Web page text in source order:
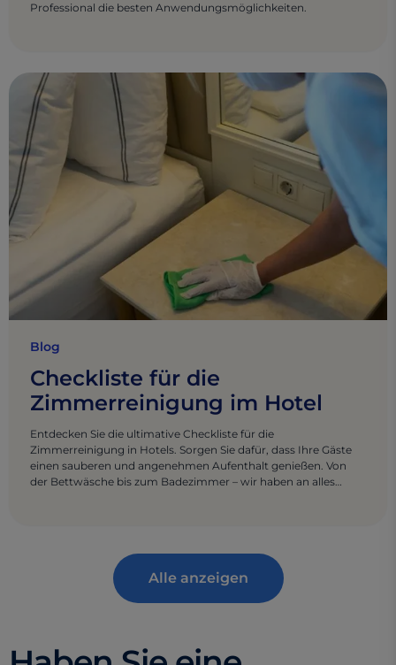
Professional die besten Anwendungsmöglichkeiten.
Blog
Checkliste für die
Zimmerreinigung im Hotel
Entdecken Sie die ultimative Checkliste für die
Zimmerreinigung in Hotels. Sorgen Sie dafür, dass Ihre Gäste
einen sauberen und angenehmen Aufenthalt genießen. Von
der Bettwäsche bis zum Badezimmer – wir haben an alles
Alle anzeigen